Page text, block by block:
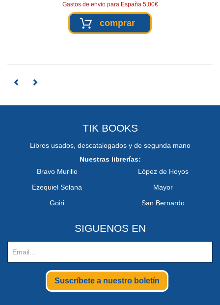
Gastos de envio para España 5,00€
comprar
TIK BOOKS
Libros usados, descatalogados y de segunda mano
Nuestras librerías:
Bravo Murillo
Ezequiel Solana
Goiri
López de Hoyos
Mayor
San Bernardo
SIGUENOS EN
Suscríbete a nuestro boletín